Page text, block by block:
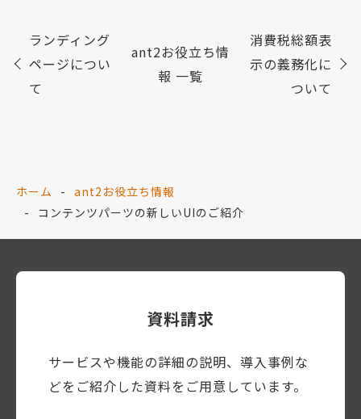
ランディング
ページについ
て
ant2お役立ち情
報 一覧
消費税総額表
示の義務化に
ついて
ホーム
ant2お役立ち情報
コンテンツパーツの新しいUIのご紹介
資料請求
サービスや機能の詳細の説明、導入事例な
どをご紹介した資料をご用意しています。